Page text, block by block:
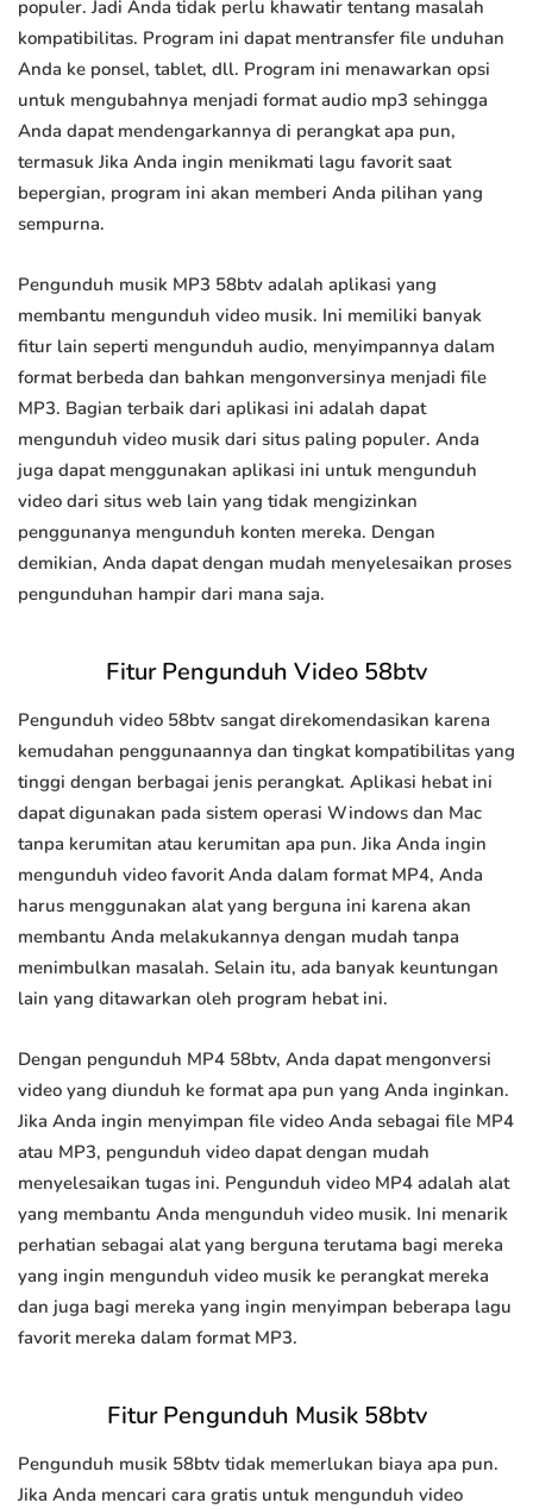
populer. Jadi Anda tidak perlu khawatir tentang masalah
kompatibilitas. Program ini dapat mentransfer file unduhan
Anda ke ponsel, tablet, dll. Program ini menawarkan opsi
untuk mengubahnya menjadi format audio mp3 sehingga
Anda dapat mendengarkannya di perangkat apa pun,
termasuk Jika Anda ingin menikmati lagu favorit saat
bepergian, program ini akan memberi Anda pilihan yang
sempurna.
Pengunduh musik MP3 58btv adalah aplikasi yang
membantu mengunduh video musik. Ini memiliki banyak
fitur lain seperti mengunduh audio, menyimpannya dalam
format berbeda dan bahkan mengonversinya menjadi file
MP3. Bagian terbaik dari aplikasi ini adalah dapat
mengunduh video musik dari situs paling populer. Anda
juga dapat menggunakan aplikasi ini untuk mengunduh
video dari situs web lain yang tidak mengizinkan
penggunanya mengunduh konten mereka. Dengan
demikian, Anda dapat dengan mudah menyelesaikan proses
pengunduhan hampir dari mana saja.
Fitur Pengunduh Video 58btv
Pengunduh video 58btv sangat direkomendasikan karena
kemudahan penggunaannya dan tingkat kompatibilitas yang
tinggi dengan berbagai jenis perangkat. Aplikasi hebat ini
dapat digunakan pada sistem operasi Windows dan Mac
tanpa kerumitan atau kerumitan apa pun. Jika Anda ingin
mengunduh video favorit Anda dalam format MP4, Anda
harus menggunakan alat yang berguna ini karena akan
membantu Anda melakukannya dengan mudah tanpa
menimbulkan masalah. Selain itu, ada banyak keuntungan
lain yang ditawarkan oleh program hebat ini.
Dengan pengunduh MP4 58btv, Anda dapat mengonversi
video yang diunduh ke format apa pun yang Anda inginkan.
Jika Anda ingin menyimpan file video Anda sebagai file MP4
atau MP3, pengunduh video dapat dengan mudah
menyelesaikan tugas ini. Pengunduh video MP4 adalah alat
yang membantu Anda mengunduh video musik. Ini menarik
perhatian sebagai alat yang berguna terutama bagi mereka
yang ingin mengunduh video musik ke perangkat mereka
dan juga bagi mereka yang ingin menyimpan beberapa lagu
favorit mereka dalam format MP3.
Fitur Pengunduh Musik 58btv
Pengunduh musik 58btv tidak memerlukan biaya apa pun.
Jika Anda mencari cara gratis untuk mengunduh video